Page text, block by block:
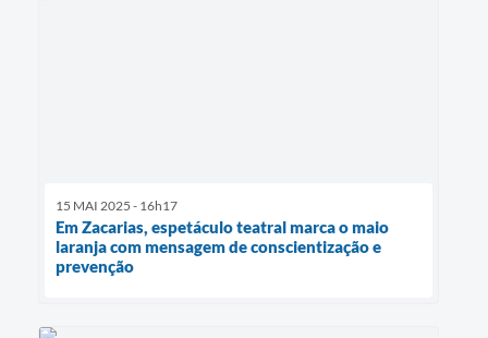
15 MAI 2025 - 16h17
Em Zacarias, espetáculo teatral marca o maio
laranja com mensagem de conscientização e
prevenção